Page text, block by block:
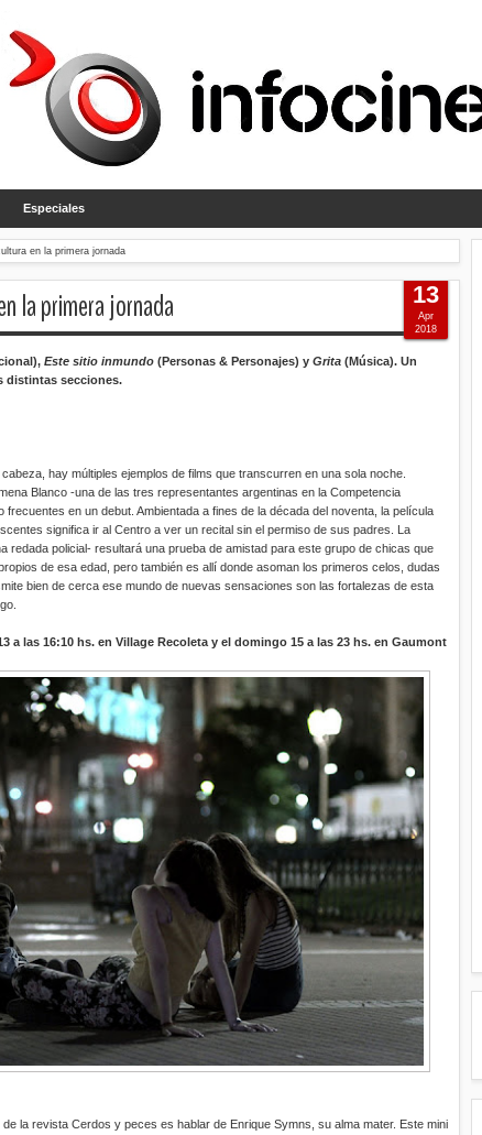
Especiales
en la primera jornada
la primera jornada
Este sitio inmundo (Personas & Personajes) y Grita (Música). Un
distintas secciones.
hay múltiples ejemplos de films que transcurren en una sola noche.
Blanco -una de las tres representantes argentinas en la Competencia
en un debut. Ambientada a fines de la década del noventa, la película
significa ir al Centro a ver un recital sin el permiso de sus padres. La
redada policial- resultará una prueba de amistad para este grupo de chicas que
de esa edad, pero también es allí donde asoman los primeros celos, dudas
bien de cerca ese mundo de nuevas sensaciones son las fortalezas de esta
a las 16:10 hs. en Village Recoleta y el domingo 15 a las 23 hs. en Gaumont
la revista Cerdos y peces es hablar de Enrique Symns, su alma mater. Este mini
13
Apr
2018